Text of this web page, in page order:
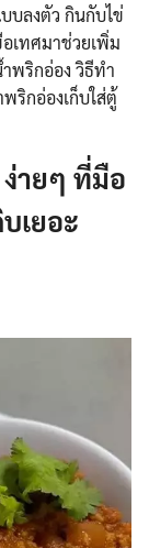
บลงตัว กินกับไข่
เทศมาช่วยเพิ่ม
พริกอ่อง วิธีทำ
ริกอ่องเก็บใส่ตู้
ายๆ ที่มือ
เยอะ